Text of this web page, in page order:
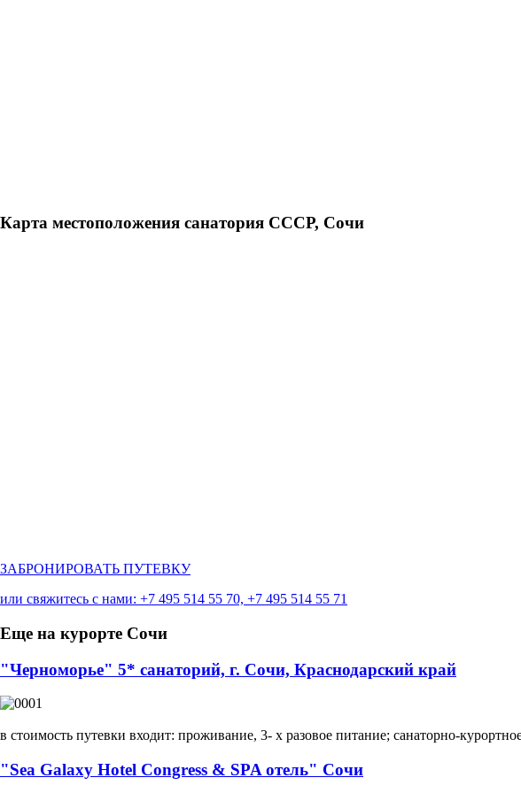
Карта местоположения санатория СССР, Сочи
ЗАБРОНИРОВАТЬ ПУТЕВКУ
или свяжитесь с нами: +7 495 514 55 70, +7 495 514 55 71
Еще на курорте Сочи
"Черноморье" 5* санаторий, г. Сочи, Краснодарский край
в стоимость путевки входит: проживание, 3- х разовое питание; санаторно-
"Sea Galaxy Hotel Congress & SPA отель" Сочи